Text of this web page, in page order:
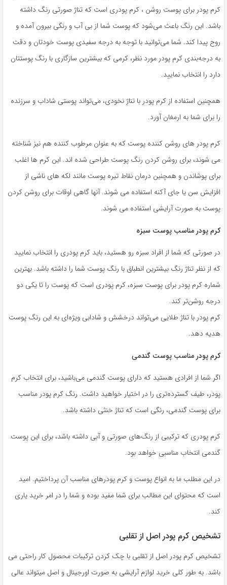
کرم پودر برای پوست روشن ، کرم پودری است که تناژ صورتی رنگ داشته
باشد. این رنگ باعث می‌شود که پوست شما از بی آب و رنگی بیرون آمده و
روح پیدا کند. شما می‌توانید با توجه به درجه سفیدی پوست خودتان و دقت
به درجه‌بندی کرم پودر مورد نظر، کرمی که بیشترین سازگاری با رنگ پوستتان
دارد را انتخاب نمایید.
همچنین استفاده از کرم پودر با تناژ نخودی، می‌تواند پوستی شاداب و سرزنده
را برای شما به ارمغان آورد.
کرم پودر های روشن کننده پوست که به عنوان مرطوب کننده هم نیز شناخته
می شوند، برای روشن کردن رنگ پوست طراحی شده اند. این کرم ها اغلب
برای پوشاندن و همچنین درمان نقاط تیره پوست مانند لکه های ناشی از
افزایش سن یا جای آکنه استفاده می شوند. آنها گاهی اوقات برای روشن کردن
پوست به صورت آرایشی استفاده می شوند.
کرم پودر مناسب پوست سبزه
در صورتی که شما از افراد سبزه رو هستید، باید کرم پودری را انتخاب نمایید
که از نظر تناژ رنگ بیشترین انطباق با رنگ پوست شما را داشته باشد. بهترین
شماره کرم پودر برای پوست سبزه، کرم پودری است که پوست را تا یکی دو
درجه روشن‌تر کند.
کرم پودر با تناژ طلایی می‌تواند درخشش و شادابی ویژه‌ای به این رنگ پوست
هدیه دهد.
کرم پودر مناسب پوست گندمی
اگر شما از افرادی هستید که دارای پوست گندمی می‌باشید، برای انتخاب کرم
پودر، طیف گسترده‌تری را در اختیار خواهید داشت. رنگ کرم پودر مناسب
برای پوست گندمی، رنگی است که تناژ خنثی داشته باشد.
کرم پودری که ترکیبی از رنگ‌های صورتی و آبی داشته باشد، برای این پوست
گندمی انتخاب مناسبی خواهد بود.
در این مطلب ما به انواع پوست و کرم پودر‌های مناسب آن پرداختیم. امید
است که محتوای این مطالب برای شما مفید بوده و شما را در امر خرید یاری
کند.
تشخیص کرم پودر اصل از تقلبی
تشخیص کرم پودر اصل از تقلبی با چک کردن ترکیبات محصول کار راحتی می
باشد. به طور کلی خرید لوازم آرایشی به صورت اورجینال و اصل میتواند عالی